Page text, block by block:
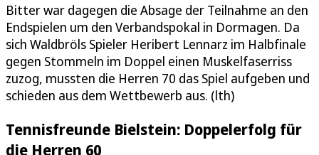
Bitter war dagegen die Absage der Teilnahme an den
Endspielen um den Verbandspokal in Dormagen. Da
sich Waldbröls Spieler Heribert Lennarz im Halbfinale
gegen Stommeln im Doppel einen Muskelfaserriss
zuzog, mussten die Herren 70 das Spiel aufgeben und
schieden aus dem Wettbewerb aus. (lth)
Tennisfreunde Bielstein: Doppelerfolg für
die Herren 60